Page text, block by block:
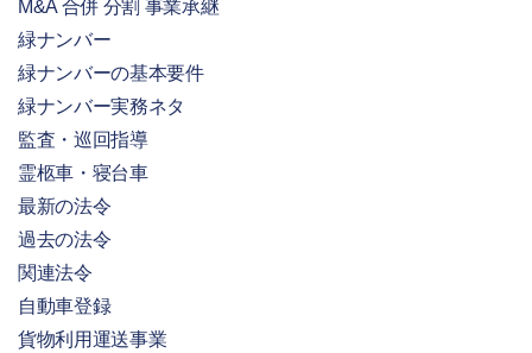
M&A 合併 分割 事業承継
緑ナンバー
緑ナンバーの基本要件
緑ナンバー実務ネタ
監査・巡回指導
霊柩車・寝台車
最新の法令
過去の法令
関連法令
自動車登録
貨物利用運送事業